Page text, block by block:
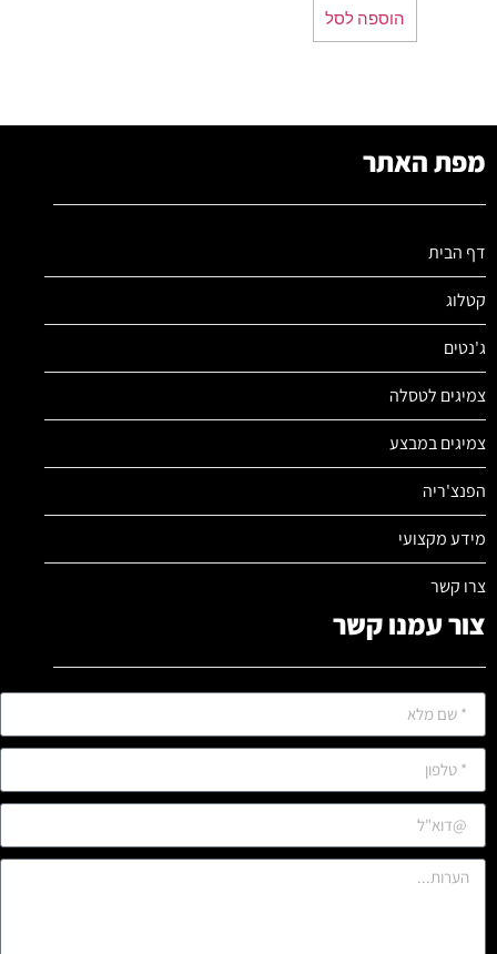
הוספה לסל
מפת האתר
דף הבית
קטלוג
ג'נטים
צמיגים לטסלה
צמיגים במבצע
הפנצ'ריה
מידע מקצועי
צרו קשר
צור עמנו קשר